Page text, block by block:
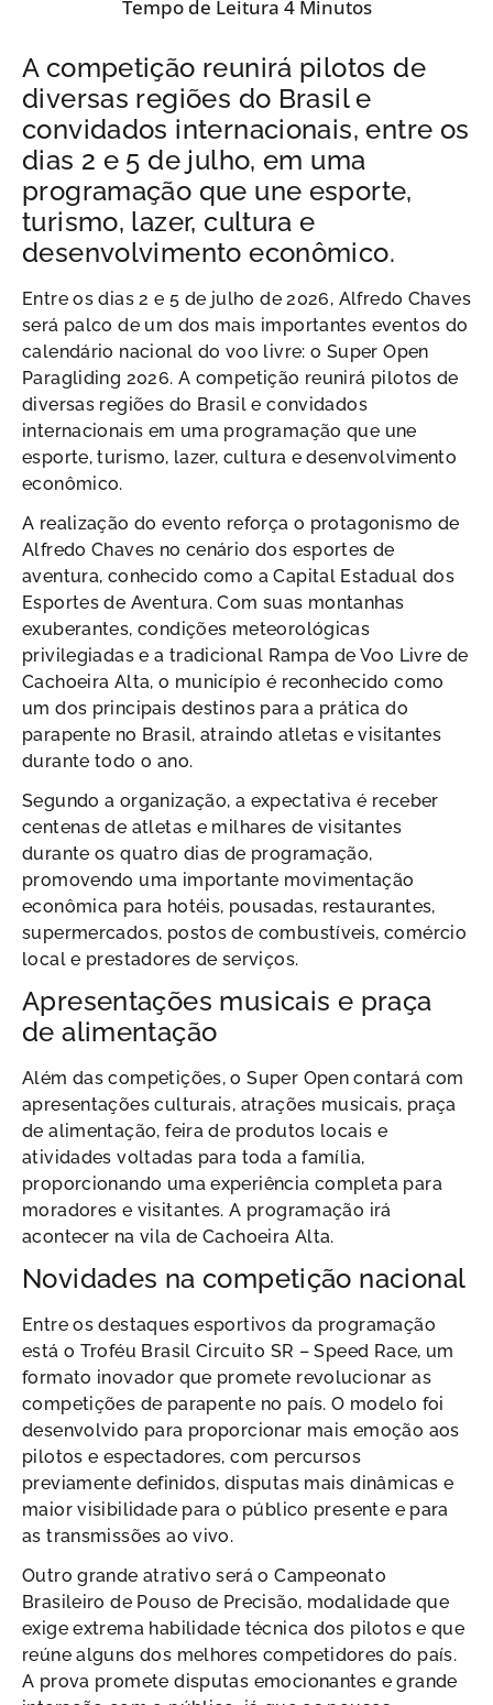
A competição reunirá pilotos de
diversas regiões do Brasil e
convidados internacionais, entre os
dias 2 e 5 de julho, em uma
programação que une esporte,
turismo, lazer, cultura e
desenvolvimento econômico.
Entre os dias 2 e 5 de julho de 2026, Alfredo Chaves
será palco de um dos mais importantes eventos do
calendário nacional do voo livre: o Super Open
Paragliding 2026. A competição reunirá pilotos de
diversas regiões do Brasil e convidados
internacionais em uma programação que une
esporte, turismo, lazer, cultura e desenvolvimento
econômico.
A realização do evento reforça o protagonismo de
Alfredo Chaves no cenário dos esportes de
aventura, conhecido como a Capital Estadual dos
Esportes de Aventura. Com suas montanhas
exuberantes, condições meteorológicas
privilegiadas e a tradicional Rampa de Voo Livre de
Cachoeira Alta, o município é reconhecido como
um dos principais destinos para a prática do
parapente no Brasil, atraindo atletas e visitantes
durante todo o ano.
Segundo a organização, a expectativa é receber
centenas de atletas e milhares de visitantes
durante os quatro dias de programação,
promovendo uma importante movimentação
econômica para hotéis, pousadas, restaurantes,
supermercados, postos de combustíveis, comércio
local e prestadores de serviços.
Apresentações musicais e praça
de alimentação
Além das competições, o Super Open contará com
apresentações culturais, atrações musicais, praça
de alimentação, feira de produtos locais e
atividades voltadas para toda a família,
proporcionando uma experiência completa para
moradores e visitantes. A programação irá
acontecer na vila de Cachoeira Alta.
Novidades na competição nacional
Entre os destaques esportivos da programação
está o Troféu Brasil Circuito SR – Speed Race, um
formato inovador que promete revolucionar as
competições de parapente no país. O modelo foi
desenvolvido para proporcionar mais emoção aos
pilotos e espectadores, com percursos
previamente definidos, disputas mais dinâmicas e
maior visibilidade para o público presente e para
as transmissões ao vivo.
Outro grande atrativo será o Campeonato
Brasileiro de Pouso de Precisão, modalidade que
exige extrema habilidade técnica dos pilotos e que
reúne alguns dos melhores competidores do país.
A prova promete disputas emocionantes e grande